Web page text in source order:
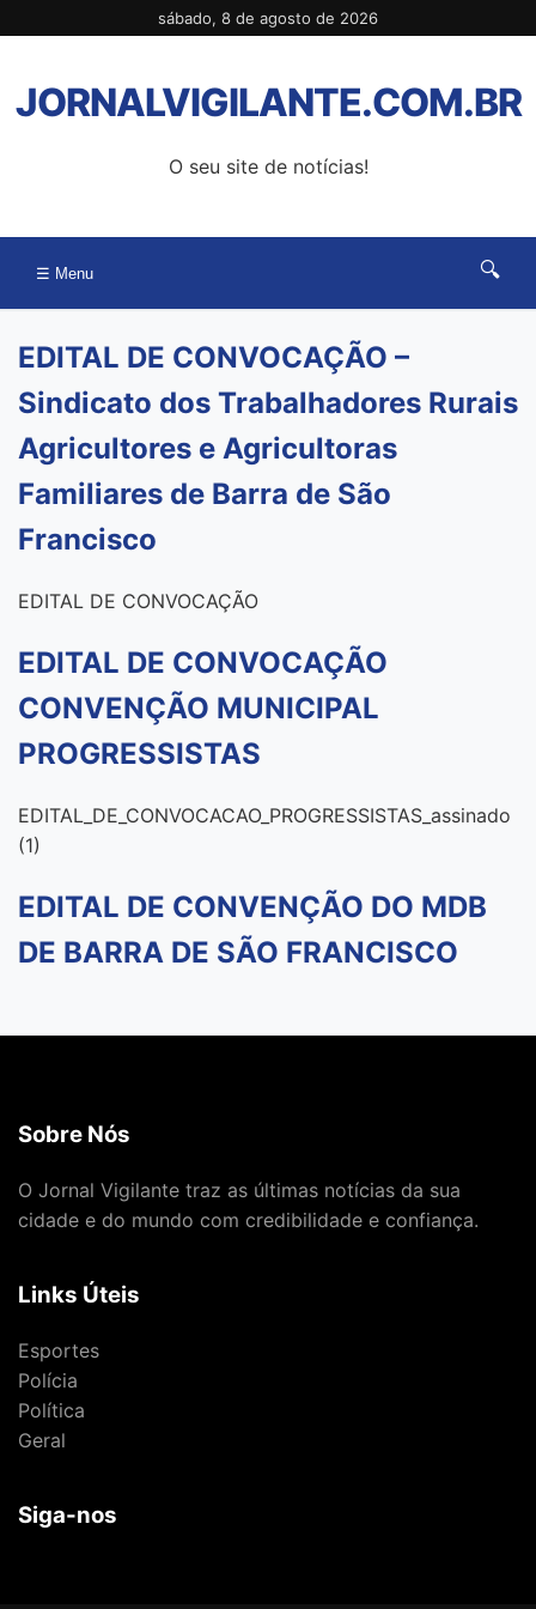
para
conteúdo
sábado, 8 de agosto de 2026
JORNALVIGILANTE.COM.BR
O seu site de notícias!
☰ Menu 🔍
EDITAL DE CONVOCAÇÃO –
Sindicato dos Trabalhadores Rurais
Agricultores e Agricultoras
Familiares de Barra de São
Francisco
EDITAL DE CONVOCAÇÃO
EDITAL DE CONVOCAÇÃO
CONVENÇÃO MUNICIPAL
PROGRESSISTAS
EDITAL_DE_CONVOCACAO_PROGRESSISTAS_assinado
(1)
EDITAL DE CONVENÇÃO DO MDB
DE BARRA DE SÃO FRANCISCO
Sobre Nós
O Jornal Vigilante traz as últimas notícias da sua
cidade e do mundo com credibilidade e confiança.
Links Úteis
Esportes
Polícia
Política
Geral
Siga-nos